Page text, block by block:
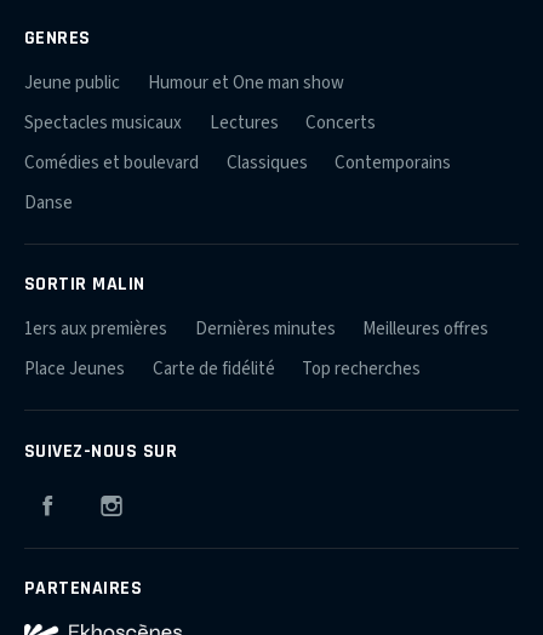
GENRES
Jeune public
Humour et One man show
Spectacles musicaux
Lectures
Concerts
Comédies et boulevard
Classiques
Contemporains
Danse
SORTIR MALIN
1ers aux premières Dernières minutes
Meilleures offres
Place Jeunes
Carte de fidélité Top recherches
SUIVEZ-NOUS SUR
Facebook
PARTENAIRES